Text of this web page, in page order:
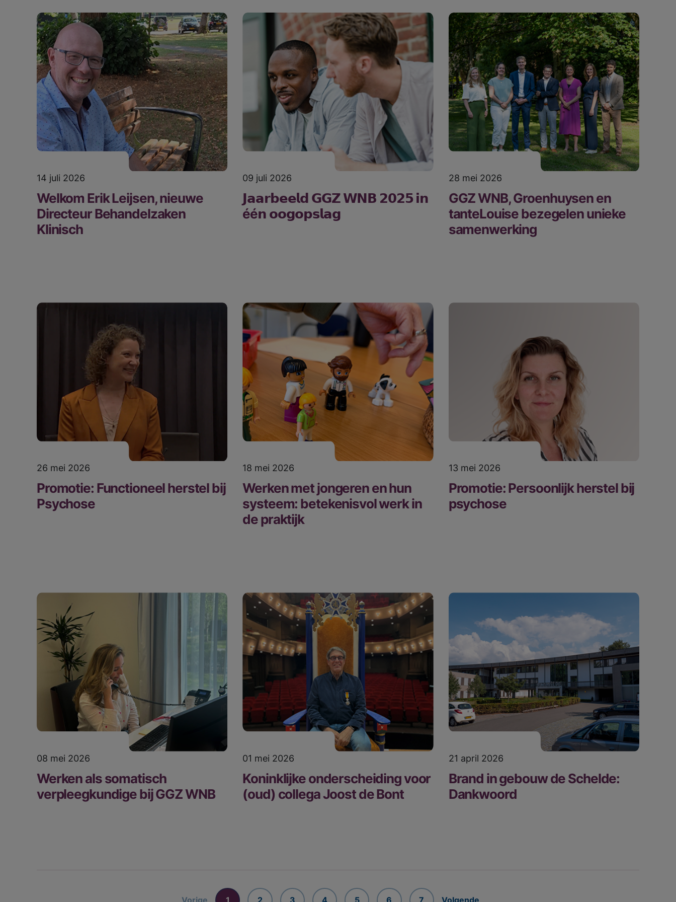
14 juli 2026
Welkom Erik Leijsen, nieuwe
Directeur Behandelzaken
Klinisch
09 juli 2026
𝗝𝗮𝗮𝗿𝗯𝗲𝗲𝗹𝗱 𝗚𝗚𝗭 𝗪𝗡𝗕 𝟮𝟬𝟮𝟱 𝗶𝗻
éé𝗻 𝗼𝗼𝗴𝗼𝗽𝘀𝗹𝗮𝗴
28 mei 2026
GGZ WNB, Groenhuysen en
tanteLouise bezegelen unieke
samenwerking
26 mei 2026
Promotie: Functioneel herstel bij
Psychose
18 mei 2026
Werken met jongeren en hun
systeem: betekenisvol werk in
de praktijk
13 mei 2026
Promotie: Persoonlijk herstel bij
psychose
08 mei 2026
Werken als somatisch
verpleegkundige bij GGZ WNB
01 mei 2026
Koninklijke onderscheiding voor
(oud) collega Joost de Bont
21 april 2026
Brand in gebouw de Schelde:
Dankwoord